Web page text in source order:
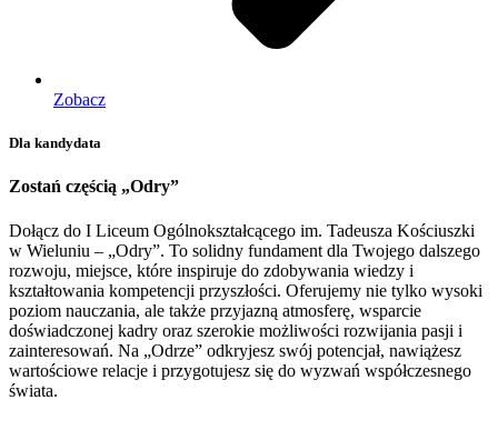
Zobacz
Dla kandydata
Zostań częścią „Odry”
Dołącz do I Liceum Ogólnokształcącego im. Tadeusza Kościuszki
w Wieluniu – „Odry”. To solidny fundament dla Twojego dalszego
rozwoju, miejsce, które inspiruje do zdobywania wiedzy i
kształtowania kompetencji przyszłości. Oferujemy nie tylko wysoki
poziom nauczania, ale także przyjazną atmosferę, wsparcie
doświadczonej kadry oraz szerokie możliwości rozwijania pasji i
zainteresowań. Na „Odrze” odkryjesz swój potencjał, nawiążesz
wartościowe relacje i przygotujesz się do wyzwań współczesnego
świata.